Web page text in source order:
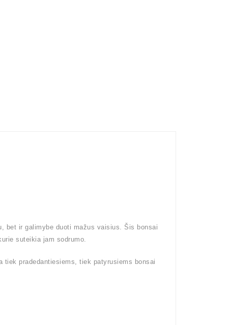
ir galimybe duoti mažus vaisius. Šis bonsai
suteikia jam sodrumo.
pradedantiesiems, tiek patyrusiems bonsai